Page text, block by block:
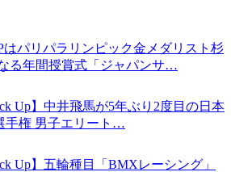
はパリパラリンピック金メダリスト杉
る年間授賞式「ジャパンサ…
Up】中井飛馬が5年ぶり2度目の日本
手権 男子エリート…
Up】五輪種目「BMXレーシング」